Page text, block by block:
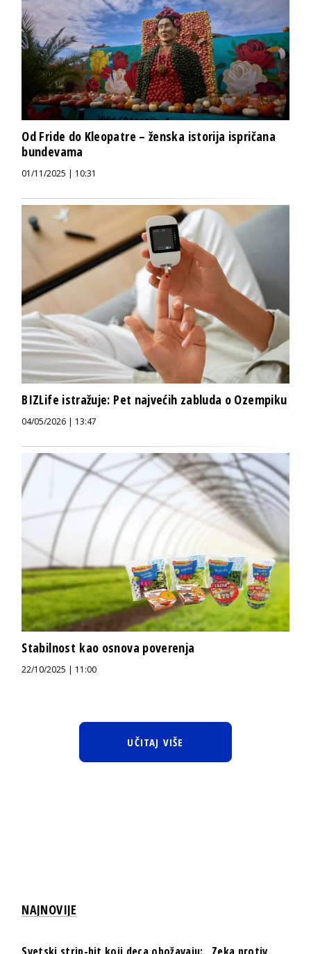
Od Fride do Kleopatre – ženska istorija ispričana
bundevama
01/11/2025 | 10:31
BIZLife istražuje: Pet najvećih zabluda o Ozempiku
04/05/2026 | 13:47
Stabilnost kao osnova poverenja
22/10/2025 | 11:00
UČITAJ VIŠE
NAJNOVIJE